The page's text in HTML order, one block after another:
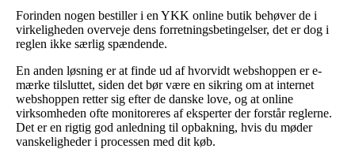
Forinden nogen bestiller i en YKK online butik behøver de i
virkeligheden overveje dens forretningsbetingelser, det er dog i
reglen ikke særlig spændende.
En anden løsning er at finde ud af hvorvidt webshoppen er e-
mærke tilsluttet, siden det bør være en sikring om at internet
webshoppen retter sig efter de danske love, og at online
virksomheden ofte monitoreres af eksperter der forstår reglerne.
Det er en rigtig god anledning til opbakning, hvis du møder
vanskeligheder i processen med dit køb.